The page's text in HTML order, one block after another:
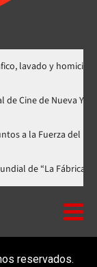
homicidio
en el Festival de Cine
del Pueblo
el estreno mundial
reservados.